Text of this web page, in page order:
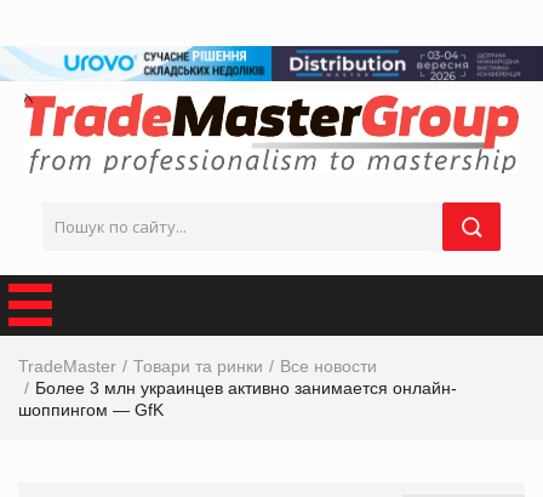
TradeMaster Товари та ринки
Все новости
Более 3 млн украинцев активно занимается онлайн-
шоппингом — GfK